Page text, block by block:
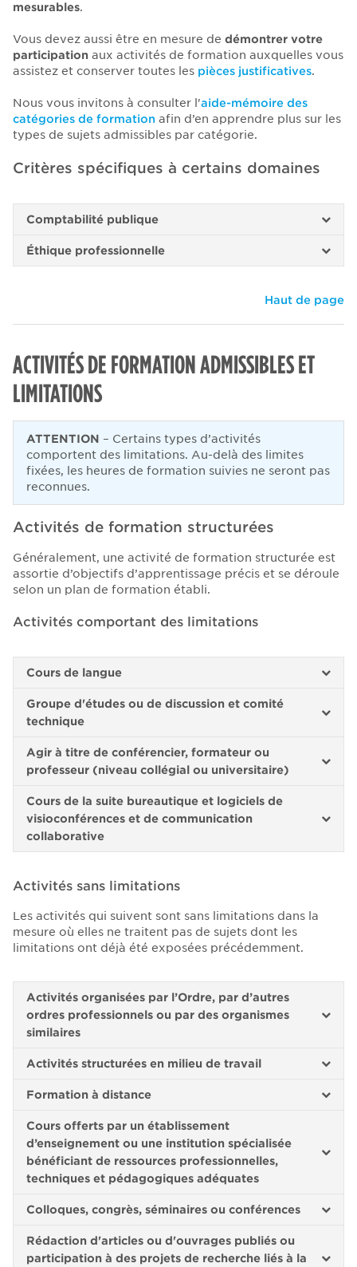
mesurables.
Vous devez aussi être en mesure de démontrer votre
participation aux activités de formation auxquelles vous
assistez et conserver toutes les pièces justificatives.
Nous vous invitons à consulter l'aide-mémoire des
catégories de formation afin d’en apprendre plus sur les
types de sujets admissibles par catégorie.
Critères spécifiques à certains domaines
Comptabilité publique
Éthique professionnelle
Haut de page
ACTIVITÉS DE FORMATION ADMISSIBLES ET
LIMITATIONS
ATTENTION – Certains types d’activités
comportent des limitations. Au-delà des limites
fixées, les heures de formation suivies ne seront pas
reconnues.
Activités de formation structurées
Généralement, une activité de formation structurée est
assortie d’objectifs d’apprentissage précis et se déroule
selon un plan de formation établi.
Activités comportant des limitations
Cours de langue
Groupe d'études ou de discussion et comité
technique
Agir à titre de conférencier, formateur ou
professeur (niveau collégial ou universitaire)
Cours de la suite bureautique et logiciels de
visioconférences et de communication
collaborative
Activités sans limitations
Les activités qui suivent sont sans limitations dans la
mesure où elles ne traitent pas de sujets dont les
limitations ont déjà été exposées précédemment.
Activités organisées par l’Ordre, par d’autres
ordres professionnels ou par des organismes
similaires
Activités structurées en milieu de travail
Formation à distance
Cours offerts par un établissement
d’enseignement ou une institution spécialisée
bénéficiant de ressources professionnelles,
techniques et pédagogiques adéquates
Colloques, congrès, séminaires ou conférences
Rédaction d'articles ou d'ouvrages publiés ou
participation à des projets de recherche liés à la